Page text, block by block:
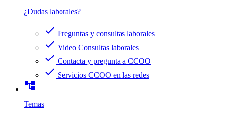
¿Dudas laborales?
check Preguntas y consultas laborales
check Video Consultas laborales
check Contacta y pregunta a CCOO
check Servicios CCOO en las redes
account_tree
Temas